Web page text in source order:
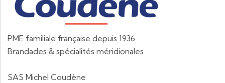
PME familiale française depuis 1936
Brandades & spécialités méridionales
SAS Michel Coudène